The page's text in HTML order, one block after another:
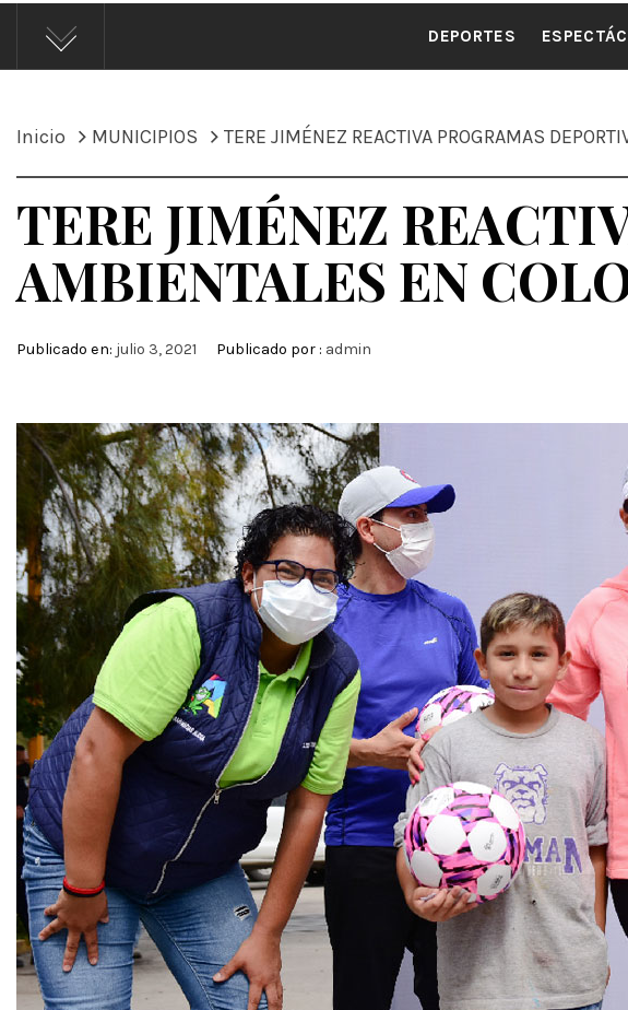
DEPORTES
Inicio MUNICIPIOS TERE JIMÉNEZ REACTIVA PROGRAMAS
TERE JIMÉNEZ
AMBIENTALES EN
Publicado en: julio 3, 2021 Publicado por : admin